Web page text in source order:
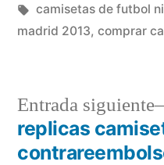
en
Etiquetas:
camisetas de futbol
madrid 2013, comprar
Navegación
Entrada siguiente
replicas